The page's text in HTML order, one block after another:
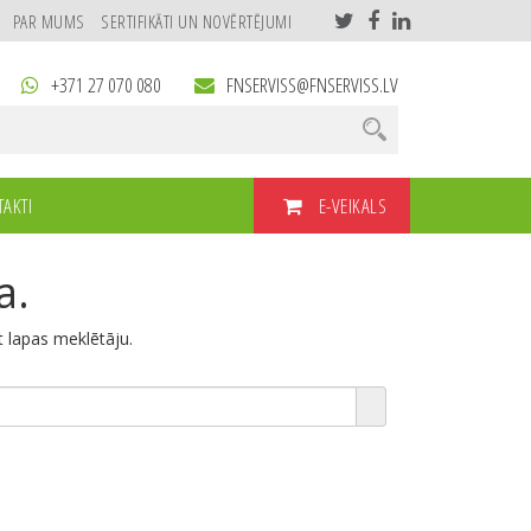
PAR MUMS SERTIFIKĀTI UN NOVĒRTĒJUMI
+371 27 070 080 FNSERVISS@FNSERVISS.LV
E-VEIKALS
lapas meklētāju.